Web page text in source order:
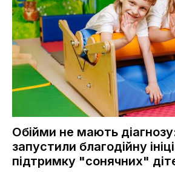
Обійми не мають
запустили благодійну
підтримку "сонячних"